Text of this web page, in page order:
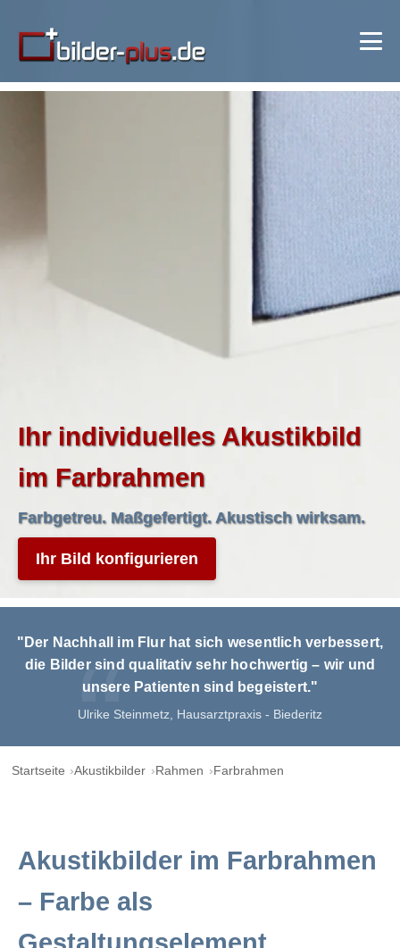
Ihr individuelles Akustikbild
im Farbrahmen
Farbgetreu. Maßgefertigt. Akustisch wirksam.
Ihr Bild konfigurieren
"Der Nachhall im Flur hat sich wesentlich verbessert,
die Bilder sind qualitativ sehr hochwertig – wir und
unsere Patienten sind begeistert."
Ulrike Steinmetz, Hausarztpraxis - Biederitz
Startseite Akustikbilder Rahmen Farbrahmen
Akustikbilder im Farbrahmen
– Farbe als